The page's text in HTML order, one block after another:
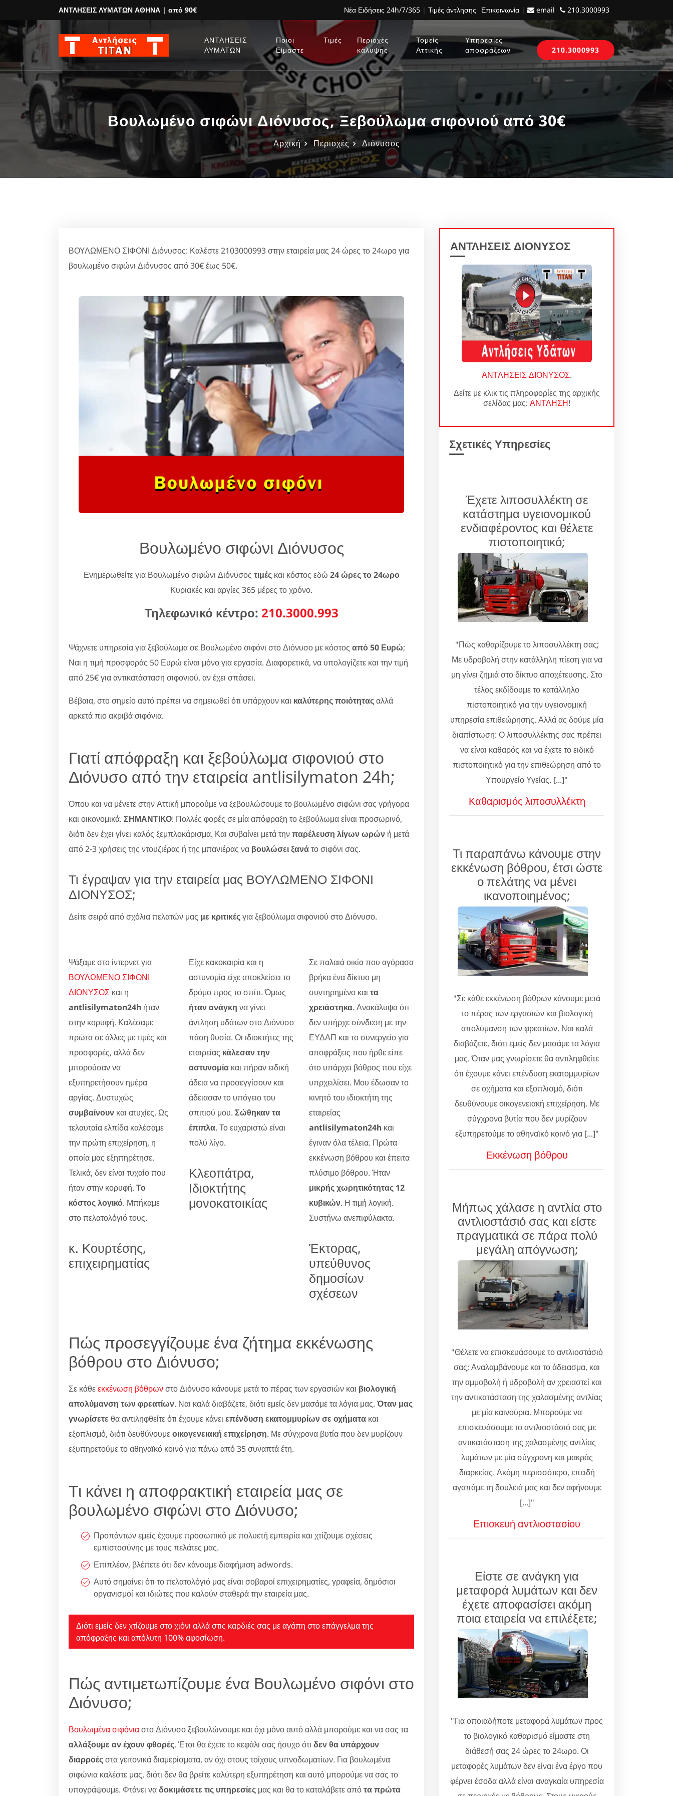
ΑΝΤΛΗΣΕΙΣ ΛΥΜΑΤΩΝ ΑΘΗΝΑ | από 90€ Νέα Ειδήσεις 24h/7/365 | Τιμές άντλησης Επικοινωνία | email 210.3000993
ΑΝΤΛΗΣΕΙΣ
ΛΥΜΑΤΩΝ
Ποιοι
Είμαστε
Τιμές
Περιοχές
κάλυψης
Τομείς
Αττικής
Υπηρεσίες
αποφράξεων
210.3000993
Βουλωμένο σιφώνι Διόνυσος, Ξεβούλωμα σιφονιού από 30€
Αρχική Περιοχές Διόνυσος
ΒΟΥΛΩΜΕΝΟ ΣΙΦΟΝΙ Διόνυσος: Καλέστε 2103000993 στην εταιρεία μας 24 ώρες το 24ωρο για
βουλωμένο σιφώνι Διόνυσος από 30€ έως 50€.
Βουλωμένο σιφώνι Διόνυσος
Ενημερωθείτε για Βουλωμένο σιφώνι Διόνυσος τιμέςκαι κόστος εδώ 24 ώρες το 24ωρο
Κυριακές και αργίες 365 μέρες το χρόνο.
Τηλεφωνικό κέντρο: 210.3000.993
Ψάχνετε υπηρεσία για ξεβούλωμα σε Βουλωμένο σιφόνι στο Διόνυσο με κόστος από 50 Ευρώ;
Ναι η τιμή προσφοράς 50 Ευρώ είναι μόνο για εργασία. Διαφορετικά, να υπολογίζετε και την τιμή
από 25€ για αντικατάσταση σιφονιού, αν έχει σπάσει.
Βέβαια, στο σημείο αυτό πρέπει να σημειωθεί ότι υπάρχουν και καλύτερης ποιότηταςαλλά
αρκετά πιο ακριβά σιφόνια.
Γιατί απόφραξη και ξεβούλωμα σιφονιού στο
Διόνυσο από την εταιρεία antlisilymaton 24h;
Όπου και να μένετε στην Αττική μπορούμε να ξεβουλώσουμε το βουλωμένο σιφώνι σας γρήγορα
και οικονομικά. ΣΗΜΑΝΤΙΚΟ: Πολλές φορές σε μία απόφραξη το ξεβούλωμα είναι προσωρινό,
διότι δεν έχει γίνει καλός ξεμπλοκάρισμα. Και συβαίνει μετά τηνπαρέλευση λίγων ωρών ή μετά
από 2-3 χρήσεις της ντουζιέρας ή της μπανιέρας να βουλώσει ξανάτο σιφόνι σας.
Τι έγραψαν για την εταιρεία μας ΒΟΥΛΩΜΕΝΟ ΣΙΦΟΝΙ
ΔΙΟΝΥΣΟΣ;
Δείτε σειρά από σχόλια πελατών μας με κριτικέςγια ξεβούλωμα σιφονιού στο Διόνυσο.
Ψάξαμε στο ίντερνετ για
ΒΟΥΛΩΜΕΝΟ ΣΙΦΟΝΙ
ΔΙΟΝΥΣΟΣ και η
antlisilymaton24h ήταν
στην κορυφή. Καλέσαμε
πρώτα σε άλλες με τιμές και
προσφορές, αλλά δεν
μπορούσαν να
εξυπηρετήσουν ημέρα
αργίας. Δυστυχώς
συμβαίνουν και ατυχίες. Ως
τελαυταία ελπίδα καλέσαμε
την πρώτη επιχείρηση, η
οποία μας εξηπηρέτησε.
Τελικά, δεν είναι τυχαίο που
ήταν στην κορυφή. Το
κόστος λογικό. Μπήκαμε
στο πελατολόγιό τους.
κ. Κουρτέσης,
επιχειρηματίας
Είχε κακοκαιρία και η
αστυνομία είχε αποκλείσει το
δρόμο προς το σπίτι. Όμως
ήταν ανάγκη να γίνει
άντληση υδάτων στο Διόνυσο
πάση θυσία. Οι ιδιοκτήτες της
εταιρείας κάλεσαν την
αστυνομία και πήραν ειδική
άδεια να προσεγγίσουν και
άδειασαν το υπόγειο του
σπιτιού μου. Σώθηκαν τα
έπιπλα. Το ευχαριστώ είναι
πολύ λίγο.
Κλεοπάτρα,
Ιδιοκτήτης
μονοκατοικίας
Σε παλαιά οικία που αγόρασα
βρήκα ένα δίκτυο μη
συντηρημένο και τα
χρειάστηκα. Ανακάλυψα ότι
δεν υπήρχε σύνδεση με την
ΕΥΔΑΠ και το συνεργείο για
αποφράξεις που ήρθε είπε
ότο υπάρχει βόθρος που είχε
υπρχειλίσει. Μου έδωσαν το
κινητό του ιδιοκτήτη της
εταιρείας
antlisilymaton24h και
έγιναν όλα τέλεια. Πρώτα
εκκένωση βόθρου και έπειτα
πλύσιμο βόθρου. Ήταν
μικρής χωρητικότητας 12
κυβικών. Η τιμή λογική.
Συστήνω ανεπιφύλακτα.
Έκτορας,
υπεύθυνος
δημοσίων
σχέσεων
Πώς προσεγγίζουμε ένα ζήτημα εκκένωσης
βόθρου στο Διόνυσο;
Σε κάθεεκκένωση βόθρωνστο Διόνυσο κάνουμε μετά το πέρας των εργασιών και βιολογική
απολύμανση των φρεατίων. Ναι καλά διαβάζετε, διότι εμείς δεν μασάμε τα λόγια μας.Όταν μας
γνωρίσετε θα αντιληφθείτε ότι έχουμε κάνει επένδυση εκατομμυρίων σε οχήματα και
εξοπλισμό, διότι δευθύνουμεοικογενειακή επιχείρηση. Με σύγχρονα βυτία που δεν μυρίζουν
εξυπηρετούμε το αθηναϊκό κοινό για πάνω από 35 συναπτά έτη.
Τι κάνει η αποφρακτική εταιρεία μας σε
βουλωμένο σιφώνι στο Διόνυσο;
Προπάντων εμείς έχουμε προσωπικό με πολυετή εμπειρία και χτίζουμε σχέσεις
εμπιστοσύνης με τους πελάτες μας.
Επιπλέον, βλέπετε ότι δεν κάνουμε διαφήμιση adwords.
Αυτό σημαίνει ότι το πελατολόγιό μας είναι σοβαροί επιχειρηματίες, γραφεία, δημόσιοι
οργανισμοί και ιδιώτες που καλούν σταθερά την εταιρεία μας.
Διότι εμείς δεν χτίζουμε στο χιόνι αλλά στις καρδιές σας με αγάπη στο επάγγελμα της
απόφραξης και απόλυτη 100% αφοσίωση.
Πώς αντιμετωπίζουμε ένα Βουλωμένο σιφόνι στο
Διόνυσο;
Βουλωμένα σιφόνιαστο Διόνυσο ξεβουλώνουμε και όχι μόνο αυτό αλλά μπορούμε και να σας τα
αλλάξουμε αν έχουν φθορές. Έτσι θα έχετε το κεφάλι σας ήσυχο ότι δεν θα υπάρχουν
διαρροέςστα γειτονικά διαμερίσματα, αν όχι στους τοίχους υπνοδωματίων. Για βουλωμένα
σιφώνια καλέστε μας, διότι δεν θα βρείτε καλύτερη εξυπηρέτηση και αυτό μπορούμε να σας το
υπογράψουμε. Φτάνει ναδοκιμάσετε τις υπηρεσίες μας και θα το καταλάβετε απότα πρώτα
ΑΝΤΛΗΣΕΙΣ ΔΙΟΝΥΣΟΣ
ΑΝΤΛΗΣΕΙΣ ΔΙΟΝΥΣΟΣ.
Δείτε με κλικ τις πληροφορίες της αρχικής
σελίδας μας: ΑΝΤΛΗΣΗ!
Σχετικές Υπηρεσίες
Έχετε λιποσυλλέκτη σε
κατάστημα υγειονομικού
ενδιαφέροντος και θέλετε
πιστοποιητικό;
"Πώς καθαρίζουμε το λιποσυλλέκτη σας;
Με υδροβολή στην κατάλληλη πίεση για να
μη γίνει ζημιά στο δίκτυο αποχέτευσης. Στο
τέλος εκδίδουμε το κατάλληλο
πιστοποιητικό για την υγειονομική
υπηρεσία επιθεώρησης. Αλλά ας δούμε μία
διαπίστωση: Ο λιποσυλλέκτης σας πρέπει
να είναι καθαρός και να έχετε το ειδικό
πιστοποιητικό για την επιθεώρηση από το
Υπουργείο Υγείας. [...]"
Καθαρισμός λιποσυλλέκτη
Τι παραπάνω κάνουμε στην
εκκένωση βόθρου, έτσι ώστε
ο πελάτης να μένει
ικανοποιημένος;
"Σε κάθε εκκένωση βόθρων κάνουμε μετά
το πέρας των εργασιών και βιολογική
απολύμανση των φρεατίων. Ναι καλά
διαβάζετε, διότι εμείς δεν μασάμε τα λόγια
μας. Όταν μας γνωρίσετε θα αντιληφθείτε
ότι έχουμε κάνει επένδυση εκατομμυρίων
σε οχήματα και εξοπλισμό, διότι
δευθύνουμε οικογενειακή επιχείρηση. Με
σύγχρονα βυτία που δεν μυρίζουν
εξυπηρετούμε το αθηναϊκό κοινό για [...]"
Εκκένωση βόθρου
Μήπως χάλασε η αντλία στο
αντλιοστάσιό σας και είστε
πραγματικά σε πάρα πολύ
μεγάλη απόγνωση;
"Θέλετε να επισκευάσουμε το αντλιοστάσιό
σας; Αναλαμβάνουμε και το άδειασμα, και
την αμμοβολή ή υδροβολή αν χρειαστεί και
την αντικατάσταση της χαλασμένης αντλίας
με μία καινούρια. Μπορούμε να
επισκευάσουμε το αντλιοστάσιό σας με
αντικατάσταση της χαλασμένης αντλίας
λυμάτων με μία σύγχρονη και μακράς
διαρκείας. Ακόμη περισσότερο, επειδή
αγαπάμε τη δουλειά μας και δεν αφήνουμε
[...]"
Επισκευή αντλιοστασίου
Είστε σε ανάγκη για
μεταφορά λυμάτων και δεν
έχετε αποφασίσει ακόμη
ποια εταιρεία να επιλέξετε;
"Για οποιαδήποτε μεταφορά λυμάτων προς
το βιολογικό καθαρισμό είμαστε στη
διάθεσή σας 24 ώρες το 24ωρο. Οι
μεταφορές λυμάτων δεν είναι ένα έργο που
φέρνει έσοδα αλλά είναι αναγκαία υπηρεσία